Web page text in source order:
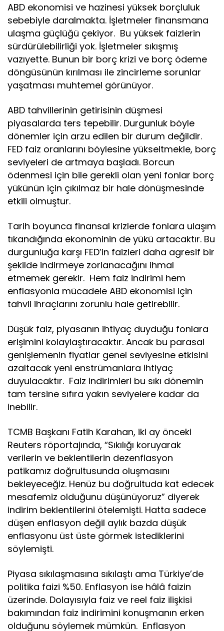
ABD ekonomisi ve hazinesi yüksek borçluluk
sebebiyle daralmakta. İşletmeler finansmana
ulaşma güçlüğü çekiyor. Bu yüksek faizlerin
sürdürülebilirliği yok. İşletmeler sıkışmış
vazıyette. Bunun bir borç krizi ve borç ödeme
döngüsünün kırılması ile zincirleme sorunlar
yaşatması muhtemel görünüyor.
ABD tahvillerinin getirisinin düşmesi
piyasalarda ters tepebilir. Durgunluk böyle
dönemler için arzu edilen bir durum değildir.
FED faiz oranlarını böylesine yükseltmekle, borç
seviyeleri de artmaya başladı. Borcun
ödenmesi için bile gerekli olan yeni fonlar borç
yükünün için çıkılmaz bir hale dönüşmesinde
etkili olmuştur.
Tarih boyunca finansal krizlerde fonlara ulaşım
tıkandığında ekonominin de yükü artacaktır. Bu
durgunluğa karşı FED’in faizleri daha agresif bir
şekilde indirmeye zorlanacağını ihmal
etmemek gerekir. Hem faiz indirimi hem
enflasyonla mücadele ABD ekonomisi için
tahvil ihraçlarını zorunlu hale getirebilir.
Düşük faiz, piyasanın ihtiyaç duyduğu fonlara
erişimini kolaylaştıracaktır. Ancak bu parasal
genişlemenin fiyatlar genel seviyesine etkisini
azaltacak yeni enstrümanlara ihtiyaç
duyulacaktır. Faiz indirimleri bu sıkı dönemin
tam tersine sıfıra yakın seviyelere kadar da
inebilir.
TCMB Başkanı Fatih Karahan, iki ay önceki
Reuters röportajında, “Sıkılığı koruyarak
verilerin ve beklentilerin dezenflasyon
patikamız doğrultusunda oluşmasını
bekleyeceğiz. Henüz bu doğrultuda kat edecek
mesafemiz olduğunu düşünüyoruz” diyerek
indirim beklentilerini ötelemişti. Hatta sadece
düşen enflasyon değil aylık bazda düşük
enflasyonu üst üste görmek istediklerini
söylemişti.
Piyasa sıkılaşmasına sıkılaştı ama Türkiye’de
politika faizi %50. Enflasyon ise hâlâ faizin
üzerinde. Dolayısıyla faiz ve reel faiz ilişkisi
bakımından faiz indirimini konuşmanın erken
olduğunu söylemek mümkün. Enflasyon